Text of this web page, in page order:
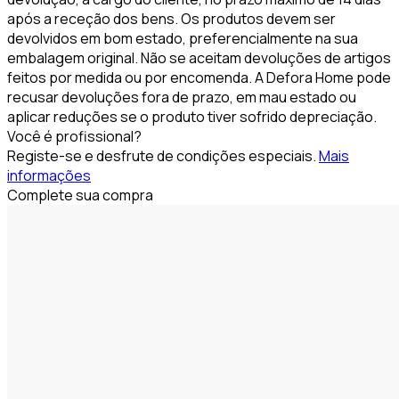
após a receção dos bens. Os produtos devem ser
devolvidos em bom estado, preferencialmente na sua
embalagem original. Não se aceitam devoluções de artigos
feitos por medida ou por encomenda. A Defora Home pode
recusar devoluções fora de prazo, em mau estado ou
aplicar reduções se o produto tiver sofrido depreciação.
Você é profissional?
Registe-se e desfrute de condições especiais.Mais
informações
Complete sua compra